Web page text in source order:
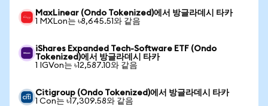
MaxLinear (Ondo Tokenized)에서 방글라데시 타카
1 MXLon는 ৳8,645.51와 같음
iShares Expanded Tech-Software ETF (Ondo
Tokenized)에서 방글라데시 타카
1 IGVon는 ৳12,587.10와 같음
Citigroup (Ondo Tokenized)에서 방글라데시 타카
1 Con는 ৳17,309.58와 같음